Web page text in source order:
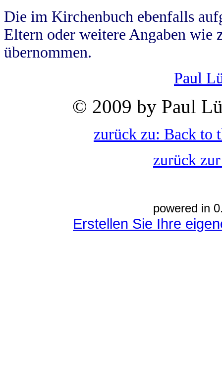
Die im Kirchenbuch ebenfalls
Eltern oder weitere Angaben wie
übernommen.
Paul
© 2009 by Paul
zurück zu: Back to
zurück
powered in
Erstellen Sie Ihre